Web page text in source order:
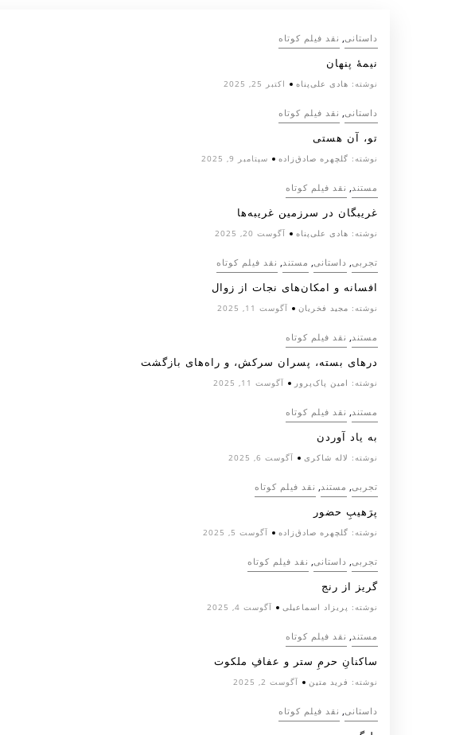
داستانی, نقد فیلم کوتاه
نیمۀ پنهان
نوشته: هادی علی‌پناه اکتبر 25, 2025
داستانی, نقد فیلم کوتاه
تو، آن هستی
نوشته: گلچهره صادق‌زاده سپتامبر 9, 2025
مستند, نقد فیلم کوتاه
غریبگان در سرزمین غریبه‌ها
نوشته: هادی علی‌پناه آگوست 20, 2025
تجربی, داستانی, مستند, نقد فیلم کوتاه
افسانه‌ و امکان‌های نجات از زوال
نوشته: مجید فخریان آگوست 11, 2025
مستند, نقد فیلم کوتاه
درهای بسته، پسران سرکش، و راه‌های بازگشت
نوشته: امین پاک‌پرور آگوست 11, 2025
مستند, نقد فیلم کوتاه
به یاد آوردن
نوشته: لاله شاکری آگوست 6, 2025
تجربی, مستند, نقد فیلم کوتاه
پرَهیب‌ِ حضور
نوشته: گلچهره صادق‌زاده آگوست 5, 2025
تجربی, داستانی, نقد فیلم کوتاه
گریز از رنج
نوشته: پریزاد اسماعیلی آگوست 4, 2025
مستند, نقد فیلم کوتاه
ساکنانِ حرمِ ستر و عفافِ ملکوت
نوشته: فرید متین آگوست 2, 2025
داستانی, نقد فیلم کوتاه